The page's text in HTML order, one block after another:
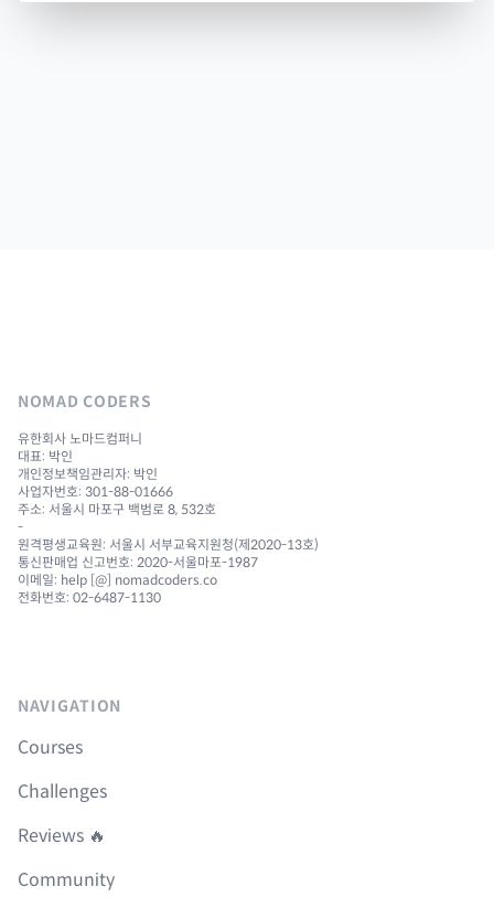
NOMAD CODERS
유한회사 노마드컴퍼니
대표: 박인
개인정보책임관리자: 박인
사업자번호: 301-88-01666
주소: 서울시 마포구 백범로 8, 532호
-
원격평생교육원: 서울시 서부교육지원청(제2020-13호)
통신판매업 신고번호: 2020-서울마포-1987
이메일: help [@] nomadcoders.co
전화번호: 02-6487-1130
NAVIGATION
Courses
Challenges
Reviews 🔥
Community